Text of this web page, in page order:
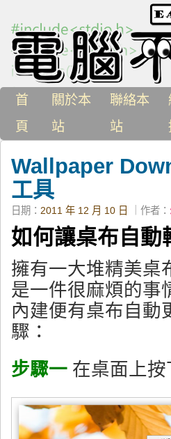
首
頁
關於本
站
聯絡本
站
Wallpaper
工具
日期： 2011 年 12 月 10 日 ｜作者：
如何讓桌布自動
擁有一大堆精美桌
是一件很麻煩的事
內建便有桌布自動
驟：
步驟一 在桌面上